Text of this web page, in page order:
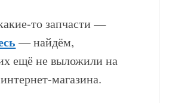
то запчасти —
— найдём,
ещё не выложили на
магазина.